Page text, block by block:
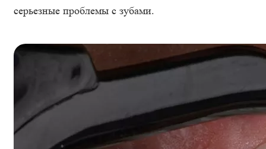
серьезные проблемы с зубами.